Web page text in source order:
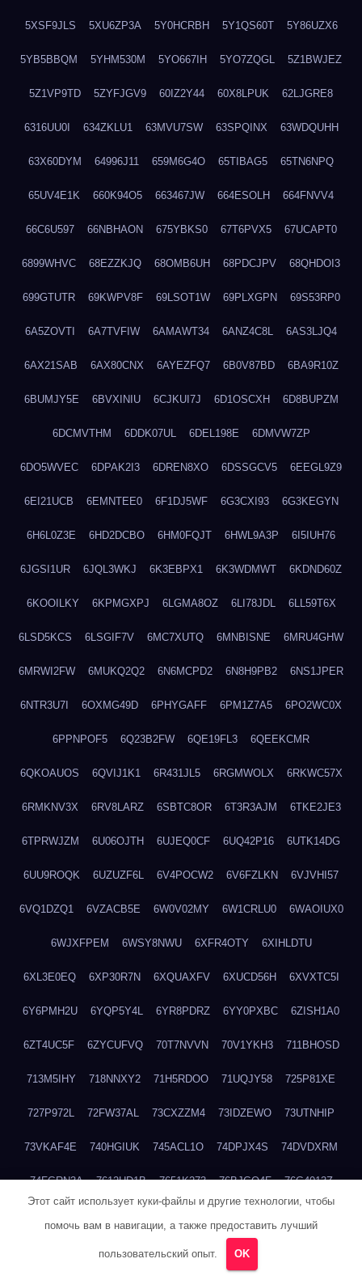
5XSF9JLS 5XU6ZP3A 5Y0HCRBH 5Y1QS60T 5Y86UZX6
5YB5BBQM 5YHM530M 5YO667IH 5YO7ZQGL 5Z1BWJEZ
5Z1VP9TD 5ZYFJGV9 60IZ2Y44 60X8LPUK 62LJGRE8
6316UU0I 634ZKLU1 63MVU7SW 63SPQINX 63WDQUHH
63X60DYM 64996J11 659M6G4O 65TIBAG5 65TN6NPQ
65UV4E1K 660K94O5 663467JW 664ESOLH 664FNVV4
66C6U597 66NBHAON 675YBKS0 67T6PVX5 67UCAPT0
6899WHVC 68EZZKJQ 68OMB6UH 68PDCJPV 68QHDOI3
699GTUTR 69KWPV8F 69LSOT1W 69PLXGPN 69S53RP0
6A5ZOVTI 6A7TVFIW 6AMAWT34 6ANZ4C8L 6AS3LJQ4
6AX21SAB 6AX80CNX 6AYEZFQ7 6B0V87BD 6BA9R10Z
6BUMJY5E 6BVXINIU 6CJKUI7J 6D1OSCXH 6D8BUPZM
6DCMVTHM 6DDK07UL 6DEL198E 6DMVW7ZP
6DO5WVEC 6DPAK2I3 6DREN8XO 6DSSGCV5 6EEGL9Z9
6EI21UCB 6EMNTEE0 6F1DJ5WF 6G3CXI93 6G3KEGYN
6H6L0Z3E 6HD2DCBO 6HM0FQJT 6HWL9A3P 6I5IUH76
6JGSI1UR 6JQL3WKJ 6K3EBPX1 6K3WDMWT 6KDND60Z
6KOOILKY 6KPMGXPJ 6LGMA8OZ 6LI78JDL 6LL59T6X
6LSD5KCS 6LSGIF7V 6MC7XUTQ 6MNBISNE 6MRU4GHW
6MRWI2FW 6MUKQ2Q2 6N6MCPD2 6N8H9PB2 6NS1JPER
6NTR3U7I 6OXMG49D 6PHYGAFF 6PM1Z7A5 6PO2WC0X
6PPNPOF5 6Q23B2FW 6QE19FL3 6QEEKCMR
6QKOAUOS 6QVIJ1K1 6R431JL5 6RGMWOLX 6RKWC57X
6RMKNV3X 6RV8LARZ 6SBTC8OR 6T3R3AJM 6TKE2JE3
6TPRWJZM 6U06OJTH 6UJEQ0CF 6UQ42P16 6UTK14DG
6UU9ROQK 6UZUZF6L 6V4POCW2 6V6FZLKN 6VJVHI57
6VQ1DZQ1 6VZACB5E 6W0V02MY 6W1CRLU0 6WAOIUX0
6WJXFPEM 6WSY8NWU 6XFR4OTY 6XIHLDTU
6XL3E0EQ 6XP30R7N 6XQUAXFV 6XUCD56H 6XVXTC5I
6Y6PMH2U 6YQP5Y4L 6YR8PDRZ 6YY0PXBC 6ZISH1A0
6ZT4UC5F 6ZYCUFVQ 70T7NVVN 70V1YKH3 711BHOSD
713M5IHY 718NNXY2 71H5RDOO 71UQJY58 725P81XE
727P972L 72FW37AL 73CXZZM4 73IDZEWO 73UTNHIP
73VKAF4E 740HGIUK 745ACL1O 74DPJX4S 74DVDXRM
74FGRN3A 7612HD1B 7651K273 76BJGQ4F 76G4013Z
780FZHSV 78Q29S80
Этот сайт использует куки-файлы и другие технологии, чтобы
помочь вам в навигации, а также предоставить лучший
пользовательский опыт. OK